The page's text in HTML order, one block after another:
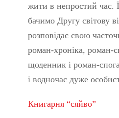
жити в непростий час.
бачимо Другу світову
розповідає свою
роман-хроніка, роман-
щоденник і роман-
і водночас дуже
Книгарня “сяйво”